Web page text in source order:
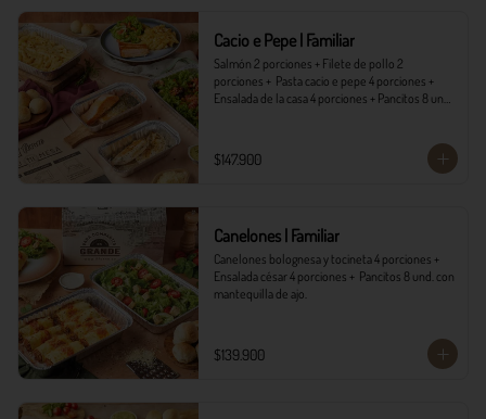
Cacio e Pepe | Familiar
Salmón 2 porciones + Filete de pollo 2
porciones +  Pasta cacio e pepe 4 porciones +
Ensalada de la casa 4 porciones + Pancitos 8 und.
$147.900
Canelones | Familiar
Canelones bolognesa y tocineta 4 porciones +
Ensalada césar 4 porciones +  Pancitos 8 und. con
mantequilla de ajo.
$139.900